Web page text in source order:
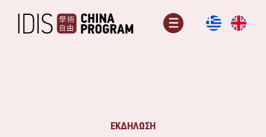
περιεχόμενο
Μενού
ΕΚΔΗΛΩΣΗ